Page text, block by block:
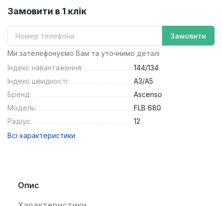
Замовити в 1 клік
Замовити
Ми зателефонуємо Вам та уточнимо деталі
Індекс навантаження:
144/134
Індекс швидкості:
A3/A5
Бренд:
Ascenso
Модель:
FLB 680
Радіус:
12
Всі характеристики
Опис